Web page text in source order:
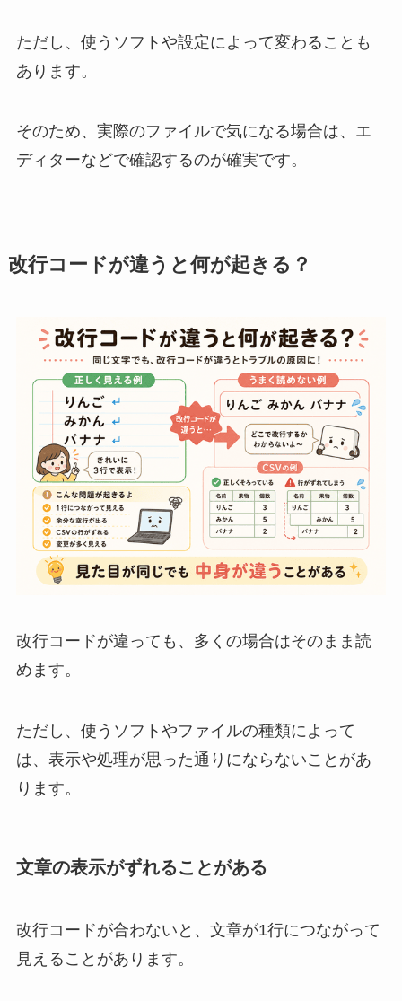
ただし、使うソフトや設定によって変わることも
あります。
そのため、実際のファイルで気になる場合は、エ
ディターなどで確認するのが確実です。
改行コードが違うと何が起きる？
改行コードが違っても、多くの場合はそのまま読
めます。
ただし、使うソフトやファイルの種類によって
は、表示や処理が思った通りにならないことがあ
ります。
文章の表示がずれることがある
改行コードが合わないと、文章が1行につながって
見えることがあります。